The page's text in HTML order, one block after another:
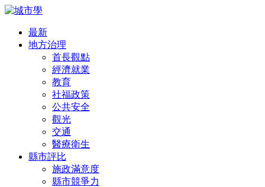
最新
地方治理
首長觀點
經濟就業
教育
社福政策
公共安全
觀光
交通
醫療衛生
縣市評比
施政滿意度
縣市競爭力